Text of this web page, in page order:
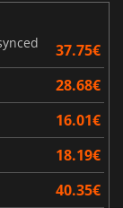
37.75€
28.68€
16.01€
18.19€
40.35€